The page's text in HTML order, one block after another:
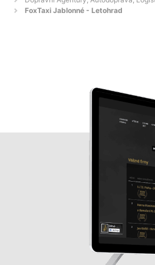
FoxTaxi Jablonné - Letohrad